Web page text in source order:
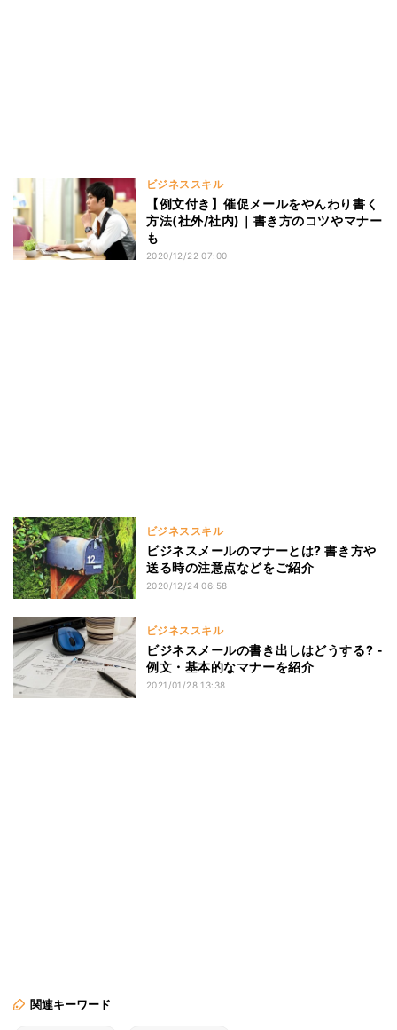
ビジネススキル
【例文付き】催促メールをやんわり書く
方法(社外/社内)｜書き方のコツやマナー
も
2020/12/22 07:00
ビジネススキル
ビジネスメールのマナーとは? 書き方や
送る時の注意点などをご紹介
2020/12/24 06:58
ビジネススキル
ビジネスメールの書き出しはどうする? -
例文・基本的なマナーを紹介
2021/01/28 13:38
関連キーワード